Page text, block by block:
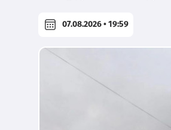
07.08.2026 • 19:59